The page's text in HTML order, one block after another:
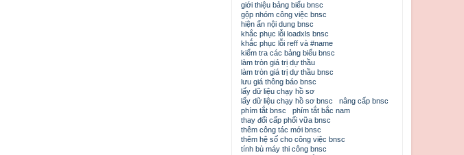
giới thiệu bảng biểu bnsc
gộp nhóm công việc bnsc
hiện ẩn nội dung bnsc
khắc phục lỗi loadxls bnsc
khắc phục lỗi reff và #name
kiểm tra các bảng biểu bnsc
làm tròn giá trị dự thầu
làm tròn giá trị dự thầu bnsc
lưu giá thông báo bnsc
lấy dữ liệu chạy hồ sơ
lấy dữ liệu chạy hồ sơ bnsc
nâng cấp bnsc
phím tắt bnsc
phím tắt bắc nam
thay đổi cấp phối vữa bnsc
thêm công tác mới bnsc
thêm hệ số cho công việc bnsc
tính bù máy thi công bnsc